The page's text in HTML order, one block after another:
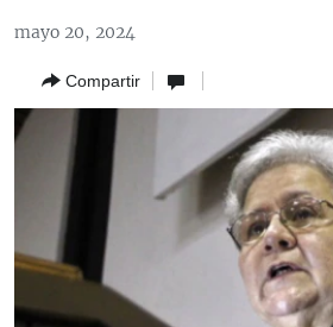
principal
búsqueda
SOBRE CUBA
OPINIÓN GRÁFICA
AUDIOVISUALES MARTÍ
RADIO MARTÍ
ESPECIALES
ESPECIALES
MULTIMEDIA
mayo 20, 2024
Compartir